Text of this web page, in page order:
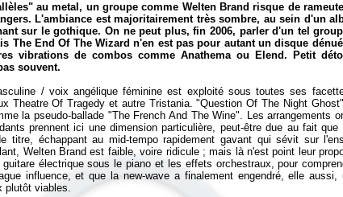
au metal, un groupe comme Welten Brand risque de
L'ambiance est majoritairement très sombre, au sein d'un
sur le gothique. On ne peut plus, fin 2006, parler d'un tel
The End Of The Wizard n'en est pas pour autant un disque
vibrations de combos comme Anathema ou Elend. Petit
souvent.
/ voix angélique féminine est exploité sous toutes ses
Theatre Of Tragedy et autre Tristania. "Question Of The Night
la pseudo-ballade "The French And The Wine". Les arrangements
prennent ici une dimension particulière, peut-être due au fait que
titre, échappant au mid-tempo rapidement gavant qui sévit sur
Welten Brand est faible, voire ridicule ; mais là n'est point leur
électrique sous le piano et les effets orchestraux, pour
influence, et que la new-wave a finalement engendré, elle aussi,